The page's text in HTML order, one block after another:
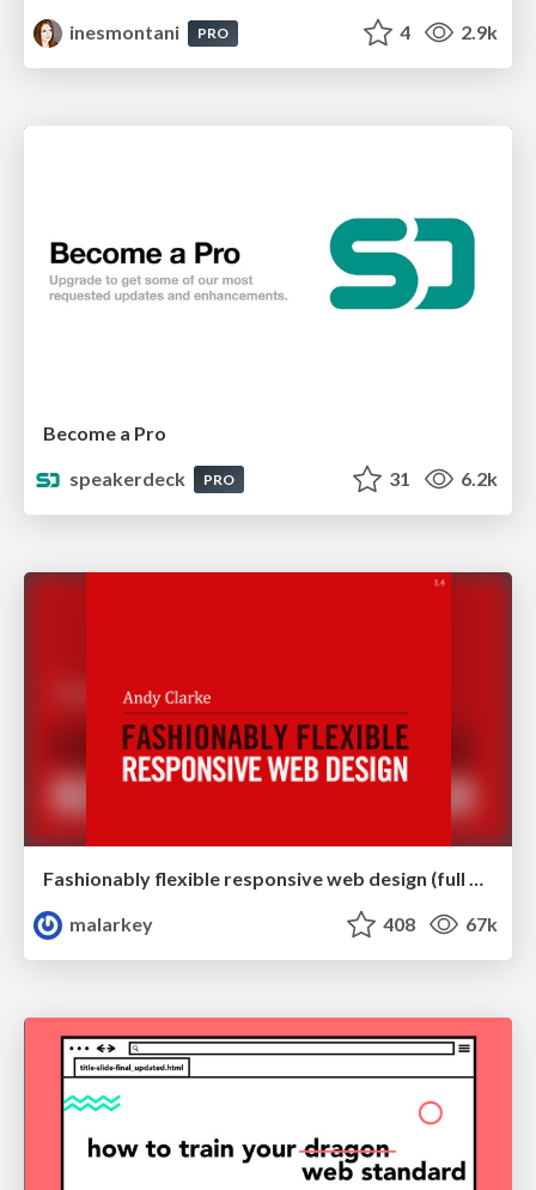
inesmontani
PRO 4 2.9k
Become a Pro
speakerdeck
PRO 31 6.2k
Fashionably flexible responsive web design (full day workshop)
malarkey
408 67k